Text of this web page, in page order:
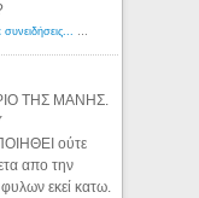
Ένα βιβλίο που πολεμήθηκε γιατί ξυπνούσε συνειδήσεις... - Λόγιος Ερμής | Η γνώση ξεκινάει με την αναζήτηση...
ΤΗΣ ΜΑΝΗΣ.
ούτε
απο την
εκεί κατω.